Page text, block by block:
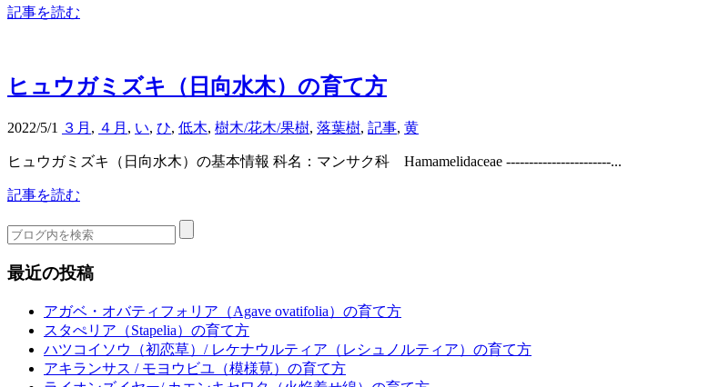
記事を読む
ヒュウガミズキ（日向水木）の育て方
2022/5/1 ３月 , ４月 , い, ひ, 低木, 樹木/花木/果樹, 落葉樹, 記事, 黄
ヒュウガミズキ（日向水木）の基本情報 科名：マンサク科 Hamamelidaceae -----------------------...
記事を読む
最近の投稿
アガベ・オバティフォリア（Agave ovatifolia）の育て方
スタぺリア（Stapelia）の育て方
ハツコイソウ（初恋草）/ レケナウルティア（レシュノルティア）の育て方
アキランサス / モヨウビユ（模様莧）の育て方